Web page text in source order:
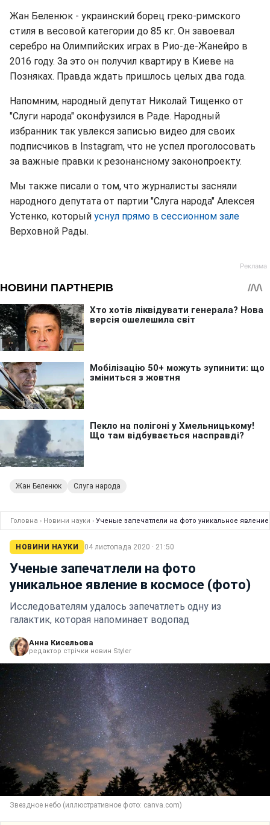
Жан Беленюк - украинский борец греко-римского
стиля в весовой категории до 85 кг. Он завоевал
серебро на Олимпийских играх в Рио-де-Жанейро в
2016 году. За это он получил квартиру в Киеве на
Позняках. Правда ждать пришлось целых два года.
Напомним, народный депутат Николай Тищенко от
"Слуги народа" оконфузился в Раде. Народный
избранник так увлекся записью видео для своих
подписчиков в Instagram, что не успел проголосовать
за важные правки к резонансному законопроекту.
Мы также писали о том, что журналисты засняли
народного депутата от партии "Слуга народа" Алексея
Устенко, который уснул прямо в сессионном зале
Верховной Рады.
Жан Беленюк Слуга народа
Головна › Новини науки › Ученые запечатлели на фото уникальное
НОВИНИ НАУКИ 04 листопада 2020 · 21:50
Ученые запечатлели на фото
уникальное явление в космосе (фото)
Исследователям удалось запечатлеть одну из
галактик, которая напоминает водопад
Анна Кисельова
редактор стрічки новин Styler
Звездное небо (иллюстративное фото: canva.com)